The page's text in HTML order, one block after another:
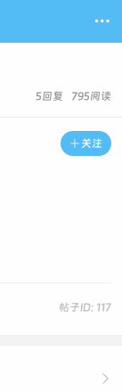

5回复 795阅读
 关注
帖子ID: 117
